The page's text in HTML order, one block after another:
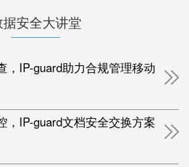
据安全大讲堂
，IP-guard助力合规管理移动
，IP-guard文档安全交换方案